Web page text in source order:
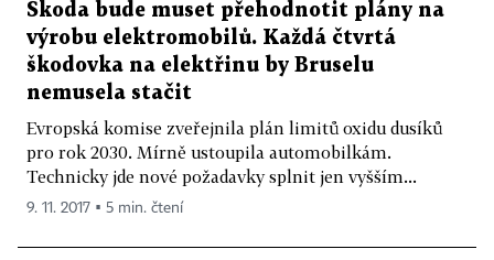
Škoda bude muset přehodnotit plány na
výrobu elektromobilů. Každá čtvrtá
škodovka na elektřinu by Bruselu
nemusela stačit
Evropská komise zveřejnila plán limitů oxidu dusíků
pro rok 2030. Mírně ustoupila automobilkám.
Technicky jde nové požadavky splnit jen vyšším...
9. 11. 2017 ▪ 5 min. čtení